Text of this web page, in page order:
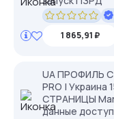
1 865,91 ₽
UA ПРОФИЛЬ
PRO | Украина
СТРАНИЦЫ
данные